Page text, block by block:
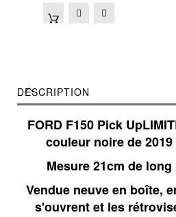
DESCRIPTION
FORD F150 Pick Up
couleur noire de
Mesure 21cm de
Vendue neuve en boîte,
s'ouvrent et les